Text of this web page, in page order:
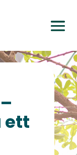
ett